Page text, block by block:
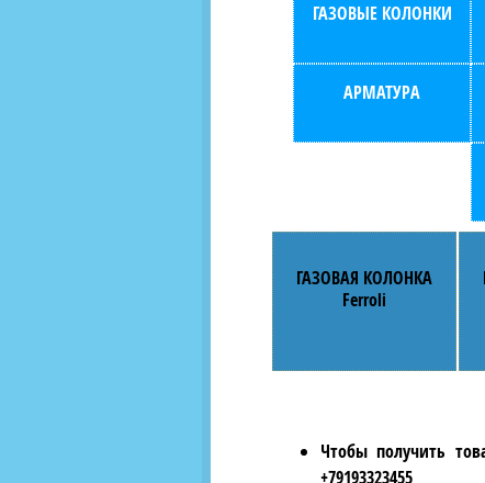
ГАЗОВЫЕ КОЛОНКИ
АРМАТУРА
ГАЗОВАЯ КОЛОНКА
Ferroli
Чтобы получить
+79193323455